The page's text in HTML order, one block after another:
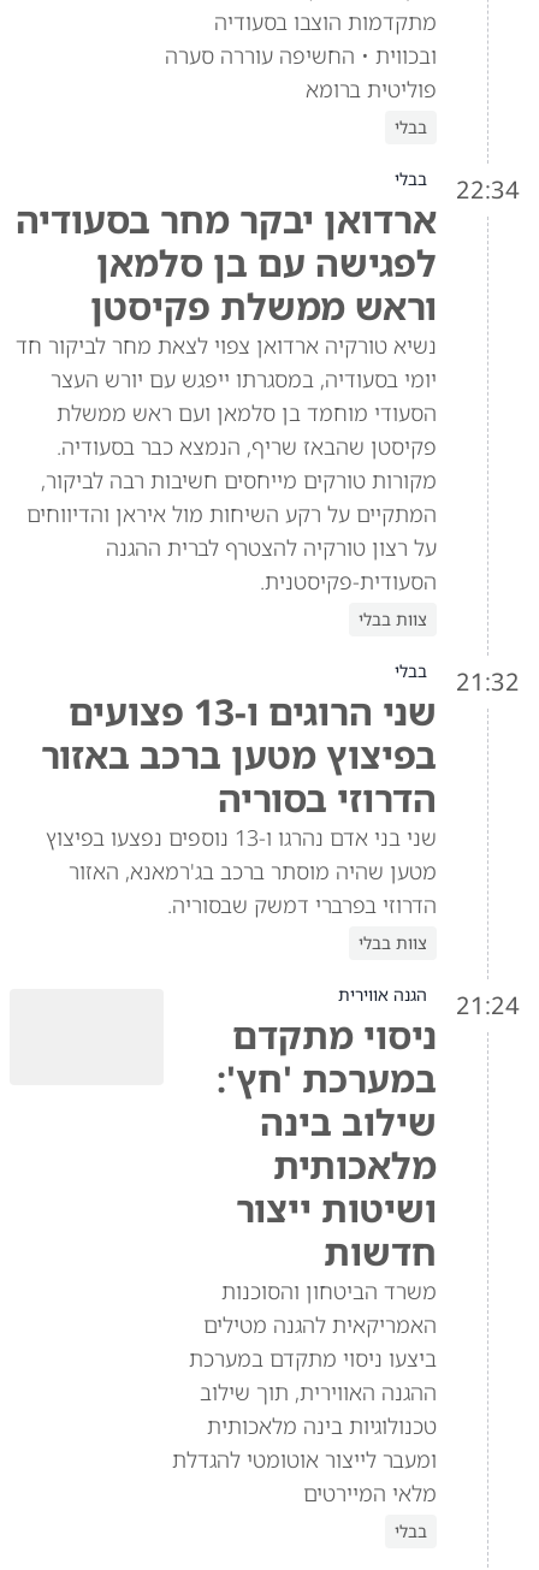
מתקדמות הוצבו בסעודיה
ובכווית • החשיפה עוררה סערה
פוליטית ברומא
בבלי
22:34 בבלי
ארדואן יבקר מחר בסעודיה
לפגישה עם בן סלמאן
וראש ממשלת פקיסטן
נשיא טורקיה ארדואן צפוי לצאת מחר לביקור חד
יומי בסעודיה, במסגרתו ייפגש עם יורש העצר
הסעודי מוחמד בן סלמאן ועם ראש ממשלת
פקיסטן שהבאז שריף, הנמצא כבר בסעודיה.
מקורות טורקים מייחסים חשיבות רבה לביקור,
המתקיים על רקע השיחות מול איראן והדיווחים
על רצון טורקיה להצטרף לברית ההגנה
הסעודית-פקיסטנית.
צוות בבלי
21:32 בבלי
שני הרוגים ו-13 פצועים
בפיצוץ מטען ברכב באזור
הדרוזי בסוריה
שני בני אדם נהרגו ו-13 נוספים נפצעו בפיצוץ
מטען שהיה מוסתר ברכב בג'רמאנא, האזור
הדרוזי בפרברי דמשק שבסוריה.
צוות בבלי
21:24 הגנה אווירית
ניסוי מתקדם
במערכת 'חץ':
שילוב בינה
מלאכותית
ושיטות ייצור
חדשות
משרד הביטחון והסוכנות
האמריקאית להגנה מטילים
ביצעו ניסוי מתקדם במערכת
ההגנה האווירית, תוך שילוב
טכנולוגיות בינה מלאכותית
ומעבר לייצור אוטומטי להגדלת
מלאי המיירטים
בבלי